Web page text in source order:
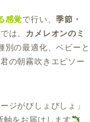
感覚で行い、季節・
は、
カメレオンのミ
別の最適化、ベビーと
の朝霧吹きエピソー
ジがびしょびしょ」
をお届けします